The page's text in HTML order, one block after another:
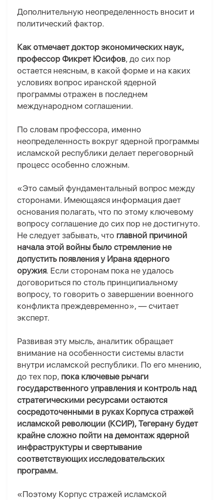
Дополнительную неопределенность вносит и
политический фактор.
Как отмечает доктор экономических наук,
профессор Фикрет Юсифов, до сих пор
остается неясным, в какой форме и на каких
условиях вопрос иранской ядерной
программы отражен в последнем
международном соглашении.
По словам профессора, именно
неопределенность вокруг ядерной программы
исламской республики делает переговорный
процесс особенно сложным.
«Это самый фундаментальный вопрос между
сторонами. Имеющаяся информация дает
основания полагать, что по этому ключевому
вопросу соглашение до сих пор не достигнуто.
Не следует забывать, что главной причиной
начала этой войны было стремление не
допустить появления у Ирана ядерного
оружия. Если сторонам пока не удалось
договориться по столь принципиальному
вопросу, то говорить о завершении военного
конфликта преждевременно», — считает
эксперт.
Развивая эту мысль, аналитик обращает
внимание на особенности системы власти
внутри исламской республики. По его мнению,
до тех пор, пока ключевые рычаги
государственного управления и контроль над
стратегическими ресурсами остаются
сосредоточенными в руках Корпуса стражей
исламской революции (КСИР), Тегерану будет
крайне сложно пойти на демонтаж ядерной
инфраструктуры и свертывание
соответствующих исследовательских
программ.
«Поэтому Корпус стражей исламской